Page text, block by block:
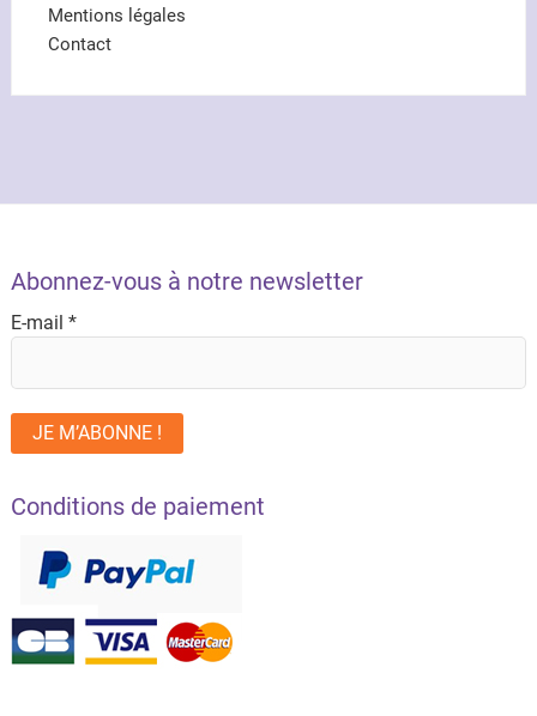
Mentions légales
Contact
Abonnez-vous à notre newsletter
E-mail *
Conditions de paiement